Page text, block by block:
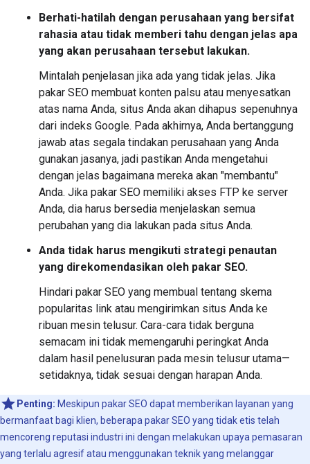
Berhati-hatilah dengan perusahaan yang bersifat
rahasia atau tidak memberi tahu dengan jelas apa
yang akan perusahaan tersebut lakukan.
Mintalah penjelasan jika ada yang tidak jelas. Jika
pakar SEO membuat konten palsu atau menyesatkan
atas nama Anda, situs Anda akan dihapus sepenuhnya
dari indeks Google. Pada akhirnya, Anda bertanggung
jawab atas segala tindakan perusahaan yang Anda
gunakan jasanya, jadi pastikan Anda mengetahui
dengan jelas bagaimana mereka akan "membantu"
Anda. Jika pakar SEO memiliki akses FTP ke server
Anda, dia harus bersedia menjelaskan semua
perubahan yang dia lakukan pada situs Anda.
Anda tidak harus mengikuti strategi penautan
yang direkomendasikan oleh pakar SEO.
Hindari pakar SEO yang membual tentang skema
popularitas link atau mengirimkan situs Anda ke
ribuan mesin telusur. Cara-cara tidak berguna
semacam ini tidak memengaruhi peringkat Anda
dalam hasil penelusuran pada mesin telusur utama—
setidaknya, tidak sesuai dengan harapan Anda.
Penting: Meskipun pakar SEO dapat memberikan layanan yang
bermanfaat bagi klien, beberapa pakar SEO yang tidak etis telah
mencoreng reputasi industri ini dengan melakukan upaya pemasaran
yang terlalu agresif atau menggunakan teknik yang melanggar